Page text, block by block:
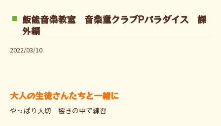
飯能音楽教室 音楽童クラブPパラダイス 課
外編
2022/03/10
大人の生徒さんたちと一緒に
やっぱり大切 響きの中で練習